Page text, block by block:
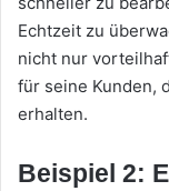
Echtzeit zu
nicht nur
für seine Kunden,
erhalten.
Beispiel 2: